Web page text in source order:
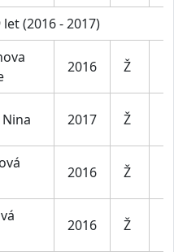
(2016 - 2017)
2016 Ž
2017 Ž
2016 Ž
2016 Ž